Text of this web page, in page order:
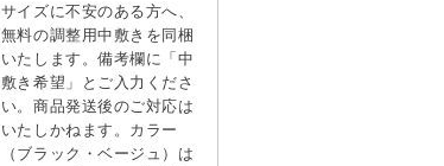
サイズに不安のある方へ、
無料の調整用中敷きを同梱
いたします。備考欄に「中
敷き希望」とご入力くださ
い。商品発送後のご対応は
いたしかねます。カラー
（ブラック・ベージュ）は